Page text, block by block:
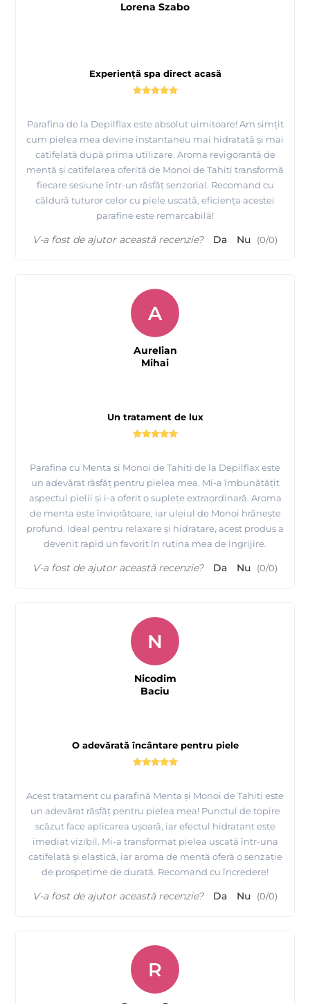
fabricii MAYSTAR COSMETICA Spania si a
produselor realizate de ei
Experiență spa direct acasă
Parafina de la Depilflax este absolut uimitoare! Am simțit
cum pielea mea devine instantaneu mai hidratată și mai
catifelată după prima utilizare. Aroma revigorantă de
mentă și catifelarea oferită de Monoi de Tahiti transformă
fiecare sesiune într-un răsfăț senzorial. Recomand cu
căldură tuturor celor cu piele uscată, eficiența acestei
parafine este remarcabilă!
Lorena Szabo
V-a fost de ajutor această recenzie? Da Nu (0/0)
Un tratament de lux
Parafina cu Menta si Monoi de Tahiti de la Depilflax este
un adevărat răsfăț pentru pielea mea. Mi-a îmbunătățit
aspectul pielii și i-a oferit o suplețe extraordinară. Aroma
de menta este înviorătoare, iar uleiul de Monoi hrănește
profund. Ideal pentru relaxare și hidratare, acest produs a
devenit rapid un favorit în rutina mea de îngrijire.
A
Aurelian
Mihai
V-a fost de ajutor această recenzie? Da Nu (0/0)
O adevărată încântare pentru piele
Acest tratament cu parafină Menta și Monoi de Tahiti este
un adevărat răsfăț pentru pielea mea! Punctul de topire
scăzut face aplicarea ușoară, iar efectul hidratant este
imediat vizibil. Mi-a transformat pielea uscată într-una
catifelată și elastică, iar aroma de mentă oferă o senzație
de prospețime de durată. Recomand cu încredere!
N
Nicodim
Baciu
V-a fost de ajutor această recenzie? Da Nu (0/0)
R